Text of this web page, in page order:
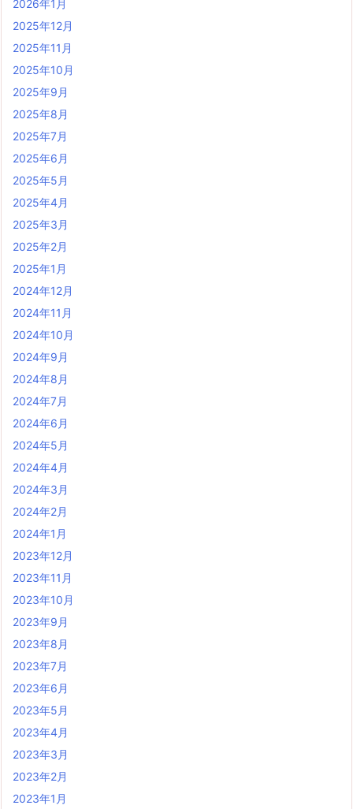
2026年1月
2025年12月
2025年11月
2025年10月
2025年9月
2025年8月
2025年7月
2025年6月
2025年5月
2025年4月
2025年3月
2025年2月
2025年1月
2024年12月
2024年11月
2024年10月
2024年9月
2024年8月
2024年7月
2024年6月
2024年5月
2024年4月
2024年3月
2024年2月
2024年1月
2023年12月
2023年11月
2023年10月
2023年9月
2023年8月
2023年7月
2023年6月
2023年5月
2023年4月
2023年3月
2023年2月
2023年1月